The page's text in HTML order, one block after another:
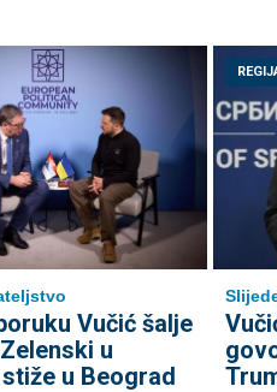
Vučić šalje
u
u Beograd